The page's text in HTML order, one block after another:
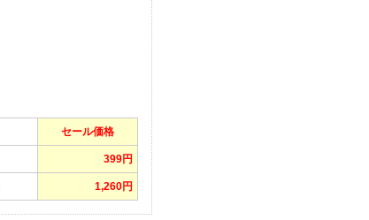
セール価格
399円
1,260円